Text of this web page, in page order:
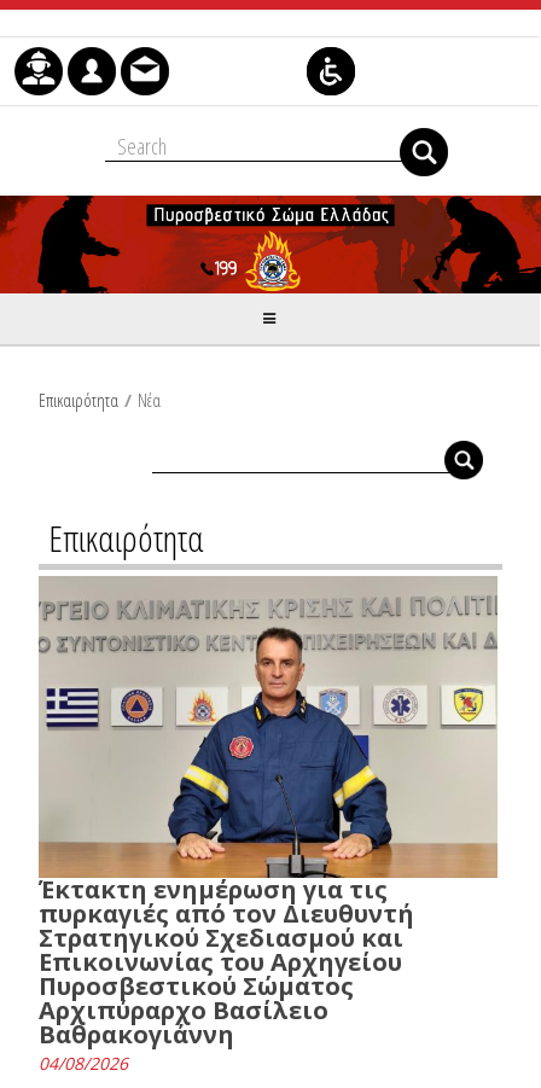
Skip to Content
Επικαιρότητα / Νέα
Επικαιρότητα
Έκτακτη ενημέρωση για τις
πυρκαγιές από τον Διευθυντή
Στρατηγικού Σχεδιασμού και
Επικοινωνίας του Αρχηγείου
Πυροσβεστικού Σώματος
Αρχιπύραρχο Βασίλειο
Βαθρακογιάννη
04/08/2026